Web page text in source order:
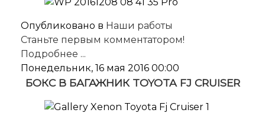
Опубликовано в Наши работы
Станьте первым комментатором!
Подробнее ...
Понедельник, 16 мая 2016 00:00
БОКС В БАГАЖНИК TOYOTA FJ CRUISER